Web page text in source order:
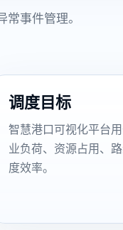
事件管理。
调度目标
智慧港口可视化平台
业负荷、资源占用、
度效率。